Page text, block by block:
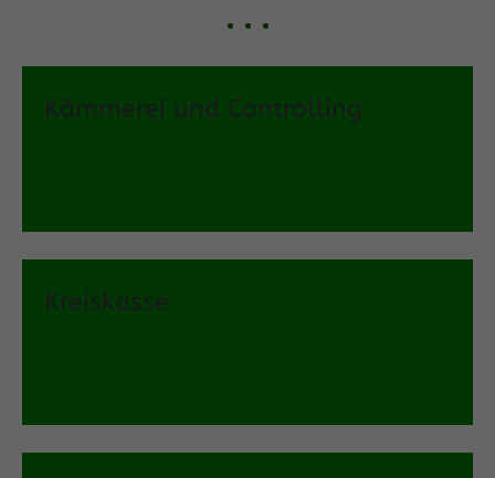
Kämmerei und Controlling
Kreiskasse